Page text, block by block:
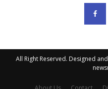
All Right Reserved. Designed